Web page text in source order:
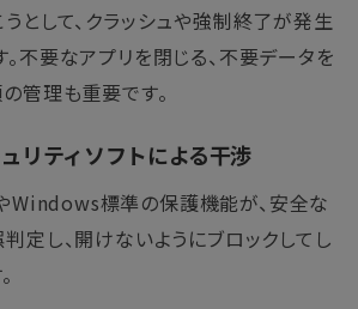
として、クラッシュや強制終了が発生
不要なアプリを閉じる、不要データを
管理も重要です。
リティソフトによる干渉
Windows標準の保護機能が、安全な
定し、開けないようにブロックしてし